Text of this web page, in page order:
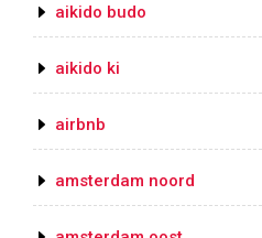
aikido budo
aikido ki
airbnb
amsterdam noord